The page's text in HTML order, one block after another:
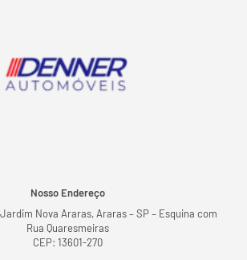
Nosso Endereço
Jardim Nova Araras, Araras – SP – Esquina com
Rua Quaresmeiras
CEP: 13601-270